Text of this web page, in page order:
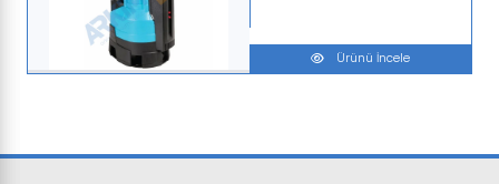
Ürünü İncele